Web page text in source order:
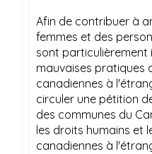
Afin de contribuer à
femmes et des
sont particulièrement
mauvaises pratiques
canadiennes à
circuler une pétition
des communes du
les droits humains et
canadiennes à